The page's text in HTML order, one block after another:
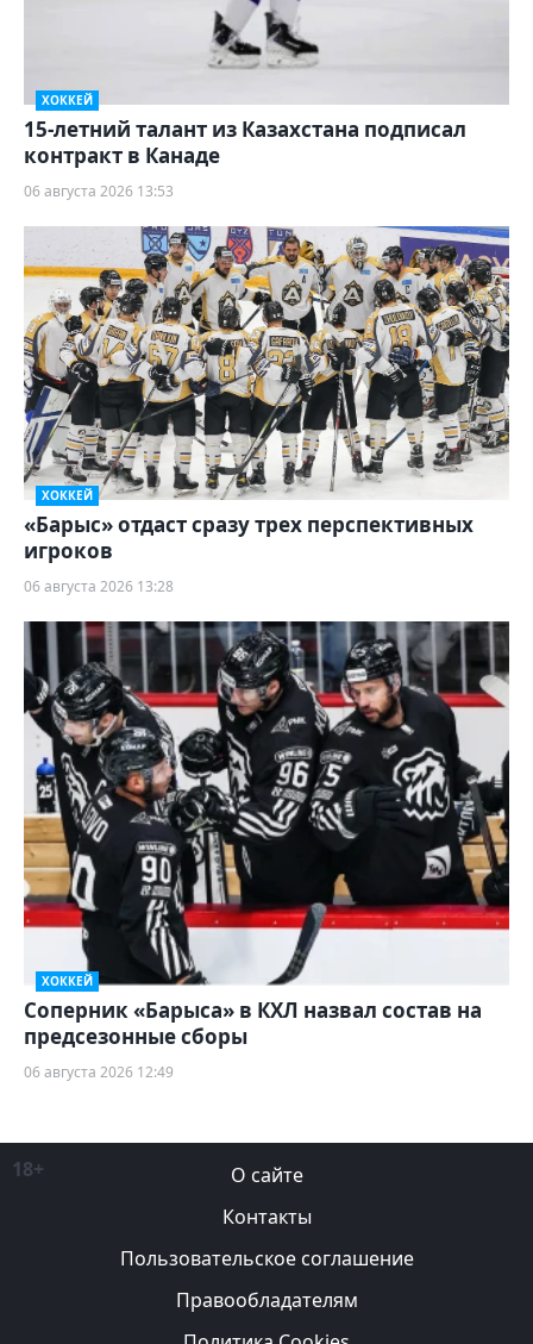
ХОККЕЙ
15-летний талант из Казахстана подписал
контракт в Канаде
06 августа 2026 13:53
ХОККЕЙ
«Барыс» отдаст сразу трех перспективных
игроков
06 августа 2026 13:28
ХОККЕЙ
Соперник «Барыса» в КХЛ назвал состав на
предсезонные сборы
06 августа 2026 12:49
18+
О сайте
Контакты
Пользовательское соглашение
Правообладателям